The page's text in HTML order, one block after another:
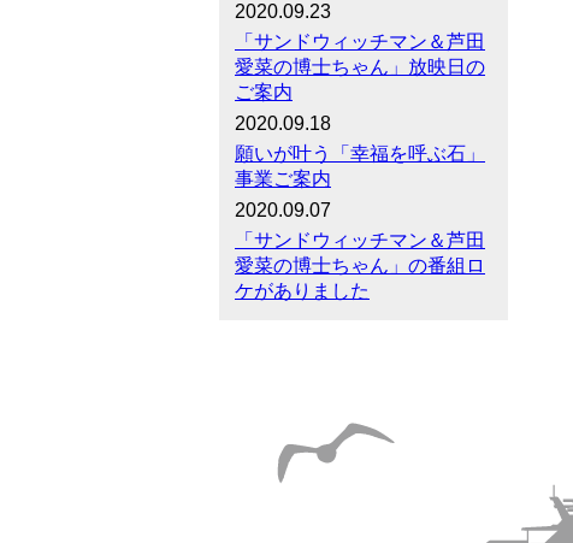
2020.09.23
「サンドウィッチマン＆芦田
愛菜の博士ちゃん」放映日の
ご案内
2020.09.18
願いが叶う「幸福を呼ぶ石」
事業ご案内
2020.09.07
「サンドウィッチマン＆芦田
愛菜の博士ちゃん」の番組ロ
ケがありました